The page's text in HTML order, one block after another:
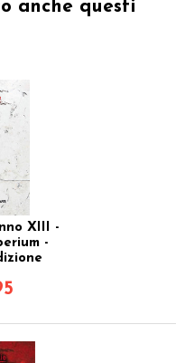
anche questi
XIII -
-